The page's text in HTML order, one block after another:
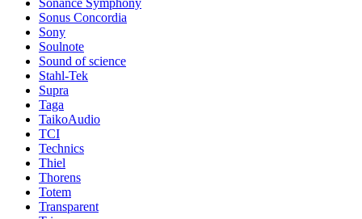
Sonance Symphony
Sonus Concordia
Sony
Soulnote
Sound of science
Stahl-Tek
Supra
Taga
TaikoAudio
TCI
Technics
Thiel
Thorens
Totem
Transparent